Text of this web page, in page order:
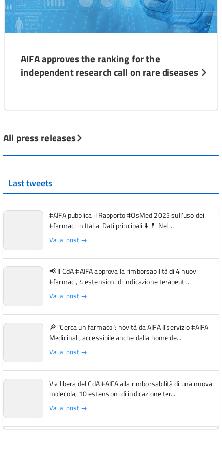
AIFA approves the ranking for the
independent research call on rare diseases
All press releases
Last tweets
#AIFA pubblica il Rapporto #OsMed 2025 sull’uso dei
#farmaci in Italia. Dati principali ⬇️ 💊 Nel ...
Vai al post →
📢 Il CdA #AIFA approva la rimborsabilità di 4 nuovi
#farmaci, 4 estensioni di indicazione terapeuti...
Vai al post →
🔎 "Cerca un farmaco": novità da AIFA Il servizio #AIFA
Medicinali, accessibile anche dalla home de...
Vai al post →
Via libera del CdA #AIFA alla rimborsabilità di una nuova
molecola, 10 estensioni di indicazione ter...
Vai al post →